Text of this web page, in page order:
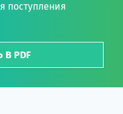
поступления
В PDF